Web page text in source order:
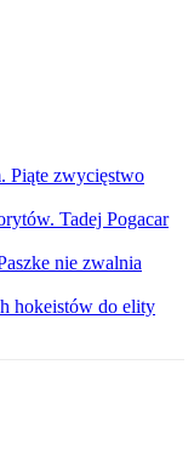
Piąte zwycięstwo
Tadej Pogacar
nie zwalnia
hokeistów do elity